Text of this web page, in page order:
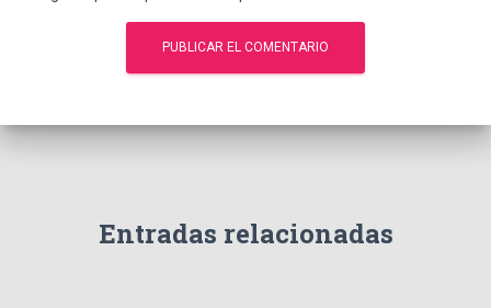
Entradas relacionadas